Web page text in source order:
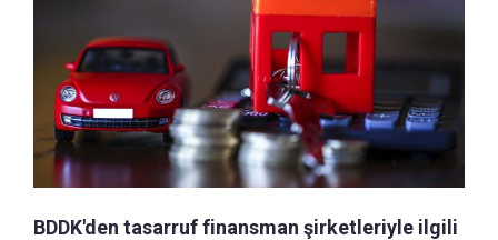
BDDK'den tasarruf finansman şirketleriyle ilgili